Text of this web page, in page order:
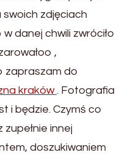
zdjęciach
danej chwili zwróciło
,
zapraszam do
kraków. Fotografia
i będzie. Czymś co
innej
doszukiwaniem